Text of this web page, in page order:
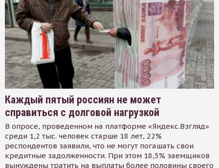
Каждый пятый россиян не может
справиться с долговой нагрузкой
В опросе, проведенном на платформе «Яндекс.Взгляд»
среди 1,2 тыс. человек старше 18 лет, 22%
респондентов заявили, что не могут погашать свои
кредитные задолженности. При этом 18,5% заемщиков
вынуждены тратить на выплаты более половины своего